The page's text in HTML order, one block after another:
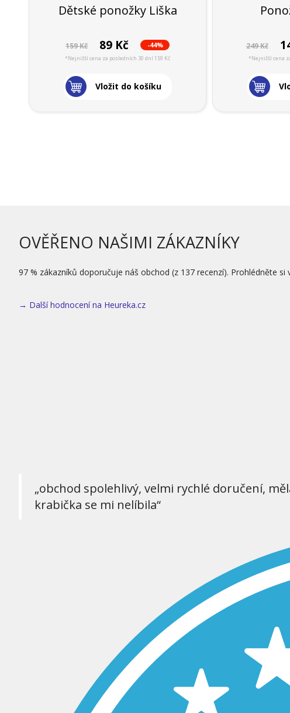
Dětské ponožky Liška
159 Kč 89 Kč -44%
*Nejnižší cena za posledních 30 dní 159 Kč
Vložit do košíku
249 Kč
*Nejnižší cena
OVĚŘENO NAŠIMI ZÁKAZNÍKY
97 % zákazníků doporučuje náš obchod (z 137 recenzí). Prohlédněte si
→ Další hodnocení na Heureka.cz
„obchod spolehlivý, velmi rychlé doručení,
krabička se mi nelíbila“